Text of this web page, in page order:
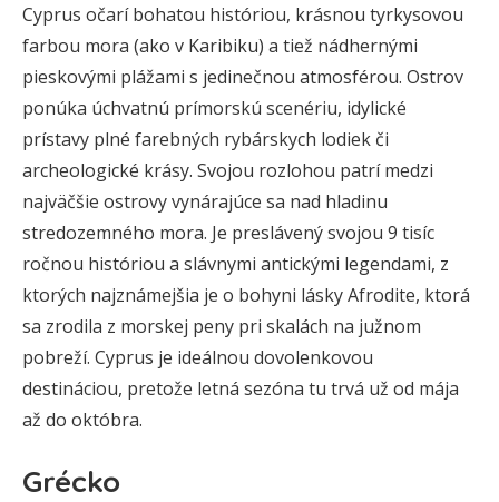
Cyprus očarí bohatou históriou, krásnou tyrkysovou
farbou mora (ako v Karibiku) a tiež nádhernými
pieskovými plážami s jedinečnou atmosférou. Ostrov
ponúka úchvatnú prímorskú scenériu, idylické
prístavy plné farebných rybárskych lodiek či
archeologické krásy. Svojou rozlohou patrí medzi
najväčšie ostrovy vynárajúce sa nad hladinu
stredozemného mora. Je preslávený svojou 9 tisíc
ročnou históriou a slávnymi antickými legendami, z
ktorých najznámejšia je o bohyni lásky Afrodite, ktorá
sa zrodila z morskej peny pri skalách na južnom
pobreží. Cyprus je ideálnou dovolenkovou
destináciou, pretože letná sezóna tu trvá už od mája
až do októbra.
Grécko